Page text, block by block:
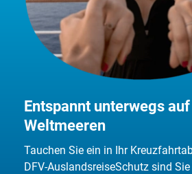
Entspannt unterwegs
Weltmeeren
Tauchen Sie ein in Ihr
DFV-AuslandsreiseSchutz sind